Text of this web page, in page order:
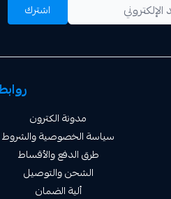
اشترك
مدونة الكترون
سياسة الخصوصية والشروط
طرق الدفع والأقساط
الشحن والتوصيل
ألية الضمان